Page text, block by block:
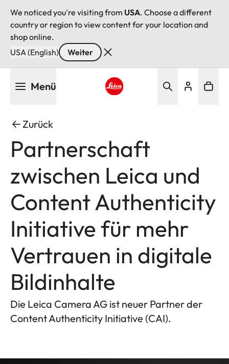
We noticed you're visiting from USA. Choose a different
country or region to view content for your location and
shop online.
USA (English)
Weiter
Menü
Zurück
Partnerschaft
zwischen Leica und
Content Authenticity
Initiative für mehr
Vertrauen in digitale
Bildinhalte
Die Leica Camera AG ist neuer Partner der
Content Authenticity Initiative (CAI).